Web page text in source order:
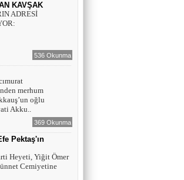
KAVŞAK
ADRESİ
536 Okunma
merhum
oğlu
Akku..
369 Okunma
Pektaş'ın
Heyeti, Yiğit Ömer
Cemiyetine